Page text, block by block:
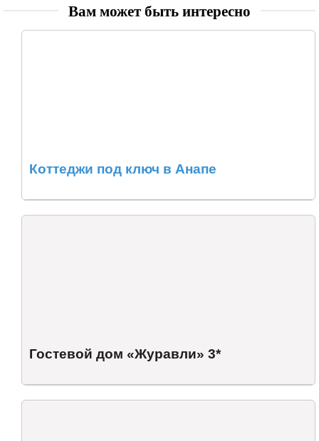
Вам может быть интересно
Коттеджи под ключ в Анапе
Гостевой дом «Журавли» 3*